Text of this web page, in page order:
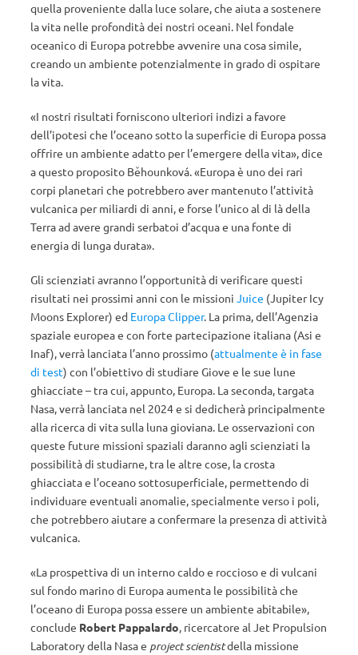
quella proveniente dalla luce solare, che aiuta a sostenere
la vita nelle profondità dei nostri oceani. Nel fondale
oceanico di Europa potrebbe avvenire una cosa simile,
creando un ambiente potenzialmente in grado di ospitare
la vita.
«I nostri risultati forniscono ulteriori indizi a favore
dell’ipotesi che l’oceano sotto la superficie di Europa possa
offrire un ambiente adatto per l’emergere della vita», dice
a questo proposito Běhounková. «Europa è uno dei rari
corpi planetari che potrebbero aver mantenuto l’attività
vulcanica per miliardi di anni, e forse l’unico al di là della
Terra ad avere grandi serbatoi d’acqua e una fonte di
energia di lunga durata».
Gli scienziati avranno l’opportunità di verificare questi
risultati nei prossimi anni con le missioni Juice (Jupiter Icy
Moons Explorer) ed Europa Clipper. La prima, dell’Agenzia
spaziale europea e con forte partecipazione italiana (Asi e
Inaf), verrà lanciata l’anno prossimo (attualmente è in fase
di test) con l’obiettivo di studiare Giove e le sue lune
ghiacciate – tra cui, appunto, Europa. La seconda, targata
Nasa, verrà lanciata nel 2024 e si dedicherà principalmente
alla ricerca di vita sulla luna gioviana. Le osservazioni con
queste future missioni spaziali daranno agli scienziati la
possibilità di studiarne, tra le altre cose, la crosta
ghiacciata e l’oceano sottosuperficiale, permettendo di
individuare eventuali anomalie, specialmente verso i poli,
che potrebbero aiutare a confermare la presenza di attività
vulcanica.
«La prospettiva di un interno caldo e roccioso e di vulcani
sul fondo marino di Europa aumenta le possibilità che
l’oceano di Europa possa essere un ambiente abitabile»,
conclude Robert Pappalardo, ricercatore al Jet Propulsion
Laboratory della Nasa e project scientistdella missione